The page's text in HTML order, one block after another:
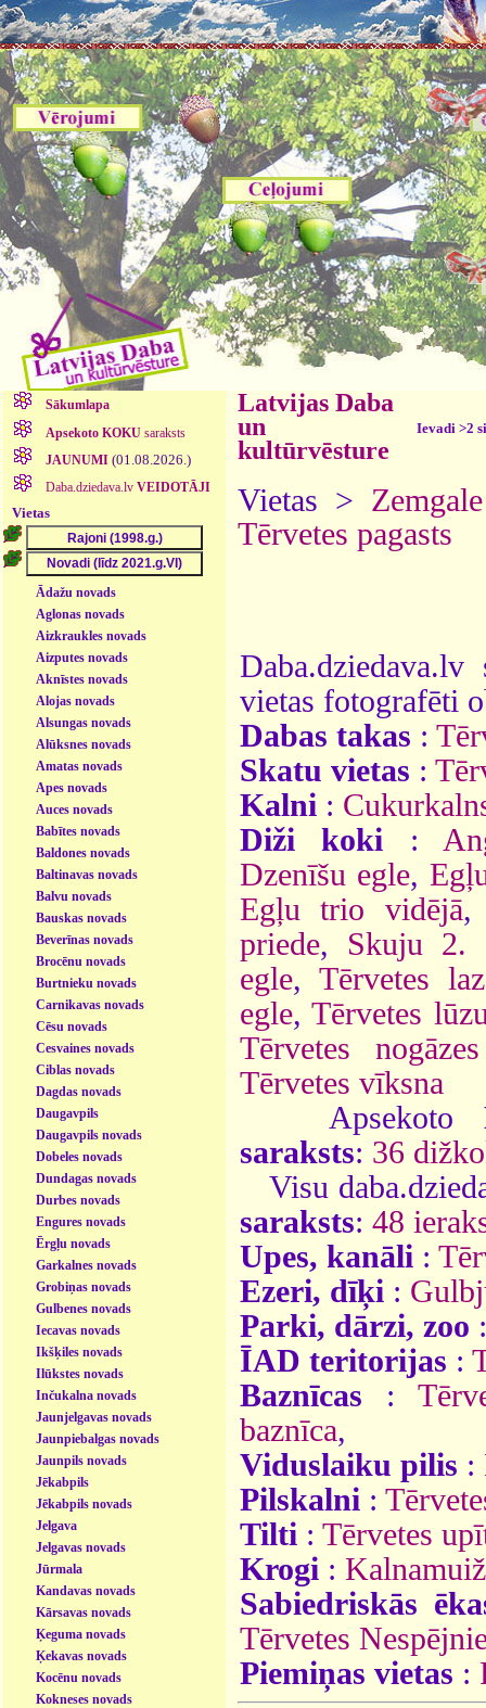
Sākumlapa
Apsekoto KOKUsaraksts
JAUNUMI (01.08.2026.)
Daba.dziedava.lv VEIDOTĀJI
Vietas
Ādažu novads
Aglonas novads
Aizkraukles novads
Aizputes novads
Aknīstes novads
Alojas novads
Alsungas novads
Alūksnes novads
Amatas novads
Apes novads
Auces novads
Babītes novads
Baldones novads
Baltinavas novads
Balvu novads
Bauskas novads
Beverīnas novads
Brocēnu novads
Burtnieku novads
Carnikavas novads
Cēsu novads
Cesvaines novads
Ciblas novads
Dagdas novads
Daugavpils
Daugavpils novads
Dobeles novads
Dundagas novads
Durbes novads
Engures novads
Ērgļu novads
Garkalnes novads
Grobiņas novads
Gulbenes novads
Iecavas novads
Ikšķiles novads
Ilūkstes novads
Inčukalna novads
Jaunjelgavas novads
Jaunpiebalgas novads
Jaunpils novads
Jēkabpils
Jēkabpils novads
Jelgava
Jelgavas novads
Jūrmala
Kandavas novads
Kārsavas novads
Ķeguma novads
Ķekavas novads
Kocēnu novads
Kokneses novads
Latvijas Daba
un
kultūrvēsture
Ievadi >2
Vietas > Zemgale
Tērvetes pagasts
vietas fotografēti
Dabas takas :
Skatu vietas :
Kalni :
Diži koki :
Dzenīšu egle,
Egļu trio vidējā
priede, Skuju 2.
egle,Tērvetes
egle,Tērvetes
Tērvetes
Tērvetes vīksna
Apsekoto
saraksts: 36
Visu
saraksts: 48
Upes, kanāli :
Ezeri, dīķi :
Parki, dārzi, zoo
ĪAD teritorijas :
Baznīcas :
baznīca,
Viduslaiku pilis :
Pilskalni :
Tilti : Tērvetes
Krogi :
Sabiedriskās
Tērvetes
Piemiņas vietas :